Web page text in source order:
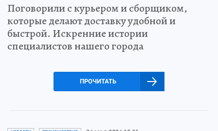
Поговорили с курьером и сборщиком,
которые делают доставку удобной и
быстрой. Искренние истории
специалистов нашего города
ПРОЧИТАТЬ